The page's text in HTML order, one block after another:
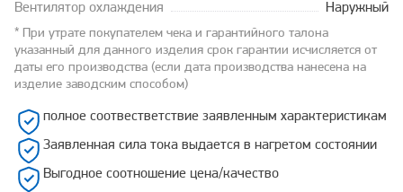
Вентилятор охлаждения
Наружный
* При утрате покупателем чека и гарантийного талона
указанный для данного изделия срок гарантии исчисляется от
даты его производства (если дата производства нанесена на
изделие заводским способом)
полное соотвестветствие заявленным характеристикам
Заявленная сила тока выдается в нагретом состоянии
Выгодное соотношение цена/качество